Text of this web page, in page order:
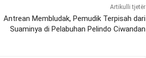
Artikulli tjetër
Antrean Membludak, Pemudik Terpisah dari
Suaminya di Pelabuhan Pelindo Ciwandan